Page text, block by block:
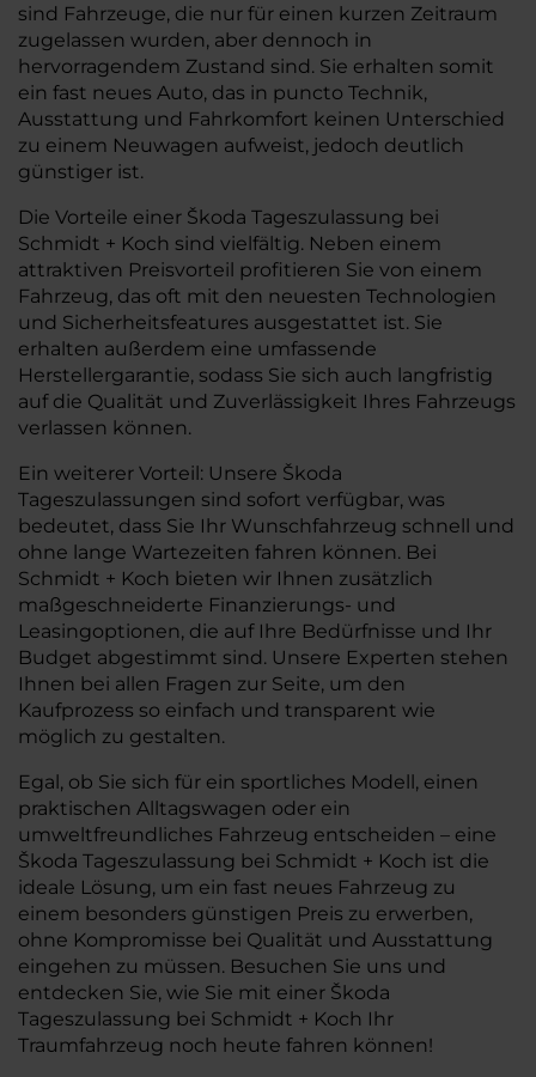
sind Fahrzeuge, die nur für einen kurzen Zeitraum
zugelassen wurden, aber dennoch in
hervorragendem Zustand sind. Sie erhalten somit
ein fast neues Auto, das in puncto Technik,
Ausstattung und Fahrkomfort keinen Unterschied
zu einem Neuwagen aufweist, jedoch deutlich
günstiger ist.
Die Vorteile einer Škoda Tageszulassung bei
Schmidt + Koch sind vielfältig. Neben einem
attraktiven Preisvorteil profitieren Sie von einem
Fahrzeug, das oft mit den neuesten Technologien
und Sicherheitsfeatures ausgestattet ist. Sie
erhalten außerdem eine umfassende
Herstellergarantie, sodass Sie sich auch langfristig
auf die Qualität und Zuverlässigkeit Ihres Fahrzeugs
verlassen können.
Ein weiterer Vorteil: Unsere Škoda
Tageszulassungen sind sofort verfügbar, was
bedeutet, dass Sie Ihr Wunschfahrzeug schnell und
ohne lange Wartezeiten fahren können. Bei
Schmidt + Koch bieten wir Ihnen zusätzlich
maßgeschneiderte Finanzierungs- und
Leasingoptionen, die auf Ihre Bedürfnisse und Ihr
Budget abgestimmt sind. Unsere Experten stehen
Ihnen bei allen Fragen zur Seite, um den
Kaufprozess so einfach und transparent wie
möglich zu gestalten.
Egal, ob Sie sich für ein sportliches Modell, einen
praktischen Alltagswagen oder ein
umweltfreundliches Fahrzeug entscheiden – eine
Škoda Tageszulassung bei Schmidt + Koch ist die
ideale Lösung, um ein fast neues Fahrzeug zu
einem besonders günstigen Preis zu erwerben,
ohne Kompromisse bei Qualität und Ausstattung
eingehen zu müssen. Besuchen Sie uns und
entdecken Sie, wie Sie mit einer Škoda
Tageszulassung bei Schmidt + Koch Ihr
Traumfahrzeug noch heute fahren können!